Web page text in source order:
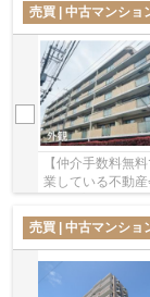
売買 | 中古マンショ
【仲介手数料無
業している不動
売買 | 中古マンショ